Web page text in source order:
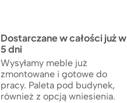
Dostarczane w całości już w
5 dni
Wysyłamy meble już
zmontowane i gotowe do
pracy. Paleta pod budynek,
również z opcją wniesienia.